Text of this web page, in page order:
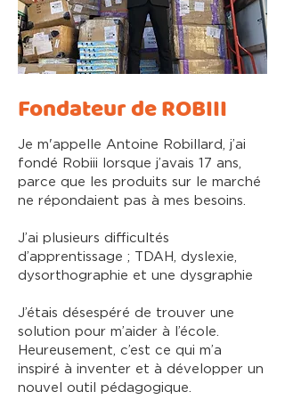
Fondateur de ROBIII
Je m'appelle Antoine Robillard, j’ai
fondé Robiii lorsque j’avais 17 ans,
parce que les produits sur le marché
ne répondaient pas à mes besoins.
J’ai plusieurs difficultés
d’apprentissage ; TDAH, dyslexie,
dysorthographie et une dysgraphie
J’étais désespéré de trouver une
solution pour m’aider à l’école.
Heureusement, c’est ce qui m’a
inspiré à inventer et à développer un
nouvel outil pédagogique.